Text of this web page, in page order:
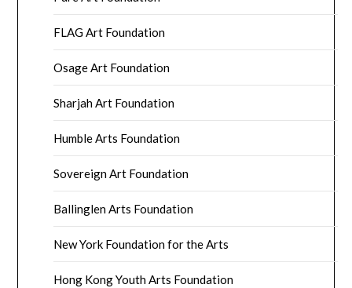
FLAG Art Foundation
Osage Art Foundation
Sharjah Art Foundation
Humble Arts Foundation
Sovereign Art Foundation
Ballinglen Arts Foundation
New York Foundation for the Arts
Hong Kong Youth Arts Foundation